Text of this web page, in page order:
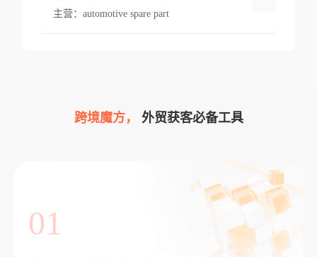
主营： automotive spare part
跨境魔方， 外贸获客必备工具
01